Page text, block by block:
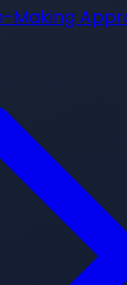
Making